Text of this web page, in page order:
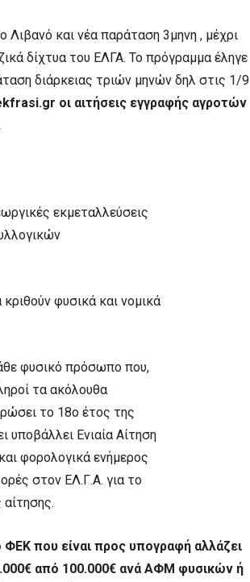
και νέα παράταση 3μηνη , μέχρι
δίχτυα του ΕΛΓΑ. Το πρόγραμμα έληγε
διάρκειας τριών μηνών δηλ στις 1/9
οι αιτήσεις εγγραφής αγροτών
εκμεταλλεύσεις
φυσικά και νομικά
φυσικό πρόσωπο που,
τα ακόλουθα
το 18ο έτος της
υποβάλλει Ενιαία Αίτηση
φορολογικά ενήμερος
στον ΕΛ.Γ.Α. για το
που είναι προς υπογραφή αλλάζει
από 100.000€ ανά ΑΦΜ φυσικών ή